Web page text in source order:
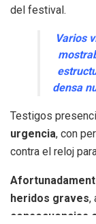
del festival.
Varios
densa
Testigos
urgencia, con
contra el reloj
heridos graves,
consecuencias